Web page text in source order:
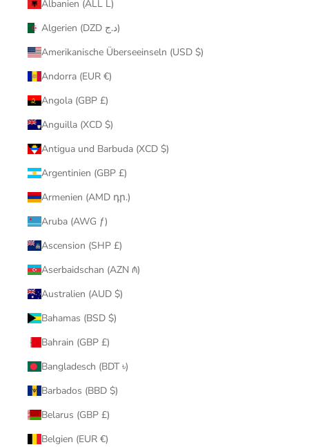
Albanien (ALL L)
Algerien (DZD د.ج)
Amerikanische Überseeinseln (USD $)
Andorra (EUR €)
Angola (GBP £)
Anguilla (XCD $)
Antigua und Barbuda (XCD $)
Argentinien (GBP £)
Armenien (AMD դր.)
Aruba (AWG ƒ)
Ascension (SHP £)
Aserbaidschan (AZN ₼)
Australien (AUD $)
Bahamas (BSD $)
Bahrain (GBP £)
Bangladesch (BDT ৳)
Barbados (BBD $)
Belarus (GBP £)
Belgien (EUR €)